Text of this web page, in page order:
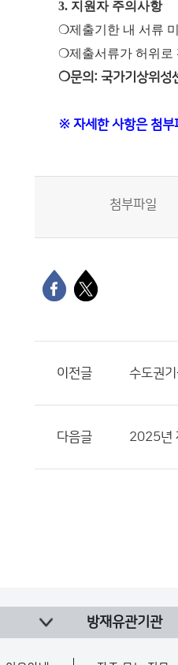
3. 지원자 주의사항
❍제출기한 내 서류
❍제출서류가 허위로
❍문의: 국가기상위
※ 자세한 사항은 첨부
첨부파일
이전글 수도권
다음글 2025년
방재유관기관